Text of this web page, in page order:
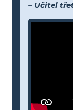
– Učitel